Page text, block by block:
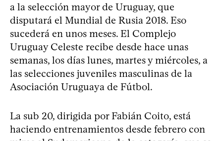
a la selección mayor de Uruguay, que
disputará el Mundial de Rusia 2018. Eso
sucederá en unos meses. El Complejo
Uruguay Celeste recibe desde hace unas
semanas, los días lunes, martes y miércoles, a
las selecciones juveniles masculinas de la
Asociación Uruguaya de Fútbol.
La sub 20, dirigida por Fabián Coito, está
haciendo entrenamientos desde febrero con